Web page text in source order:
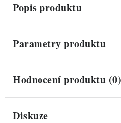
Popis produktu
Parametry produktu
Hodnocení produktu (0)
Diskuze